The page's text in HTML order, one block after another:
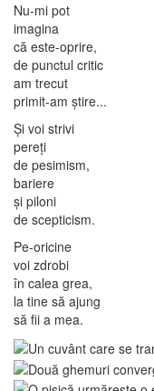
Nu-mi pot
imagina
că este-oprire,
de punctul critic
am trecut
primit-am știre...
Și voi strivi
pereți
de pesimism,
bariere
și piloni
de scepticism.
Pe-oricine
voi zdrobi
în calea grea,
la tine să ajung
să fii a mea.